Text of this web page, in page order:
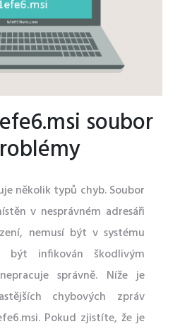
soubor
několik typů chyb. Soubor
v nesprávném adresáři
nemusí být v systému
být infikován škodlivým
správně. Níže je
chybových zpráv
Pokud zjistíte, že je